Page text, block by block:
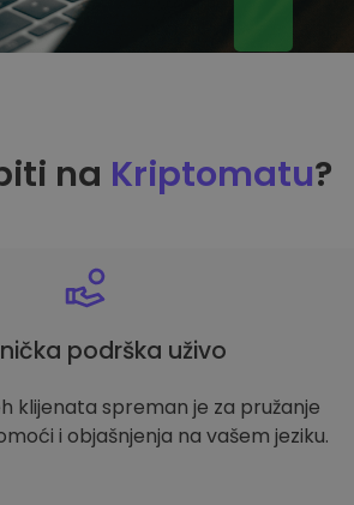
na Kriptomatu?
podrška uživo
klijenata spreman je za pružanje
i objašnjenja na vašem jeziku.